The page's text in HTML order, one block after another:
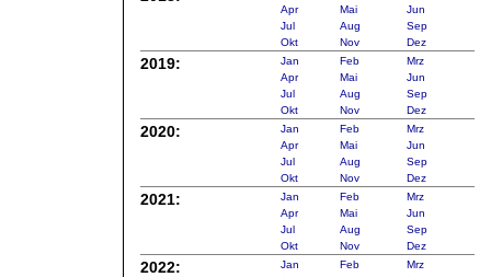
Apr
Mai
Jun
Jul
Aug
Sep
Okt
Nov Dez
2019: Jan Feb
Mrz
Apr
Mai
Jun
Jul
Aug
Sep
Okt
Nov Dez
2020: Jan Feb
Mrz
Apr
Mai
Jun
Jul
Aug
Sep
Okt
Nov Dez
2021: Jan Feb
Mrz
Apr
Mai
Jun
Jul
Aug
Sep
Okt
Nov Dez
2022: Jan Feb
Mrz